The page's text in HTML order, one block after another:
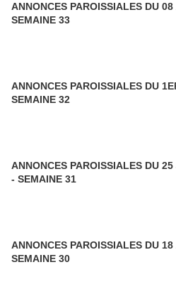
ANNONCES PAROISSIALES DU
SEMAINE 33
ANNONCES PAROISSIALES DU
SEMAINE 32
ANNONCES PAROISSIALES DU
- SEMAINE 31
ANNONCES PAROISSIALES DU
SEMAINE 30